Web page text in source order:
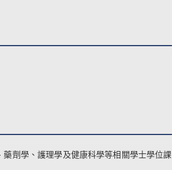
劑學、護理學及健康科學等相關學士學位課